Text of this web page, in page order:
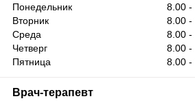
Понедельник
Вторник
Среда
Четверг
Пятница
8.00 -
8.00 -
8.00 -
8.00 -
8.00 -
Врач-терапевт